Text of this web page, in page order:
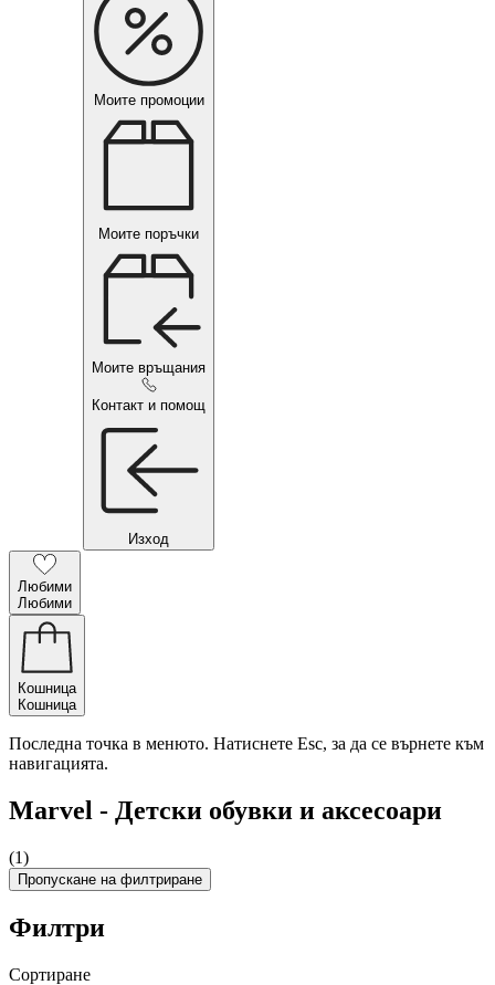
Моите промоции
Моите поръчки
Моите връщания
Контакт и помощ
Изход
Любими
Любими
Кошница
Кошница
Последна точка в менюто. Натиснете Esc, за да се върнете към
навигацията.
Marvel - Детски обувки и аксесоари
(1)
Пропускане на филтриране
Филтри
Сортиране